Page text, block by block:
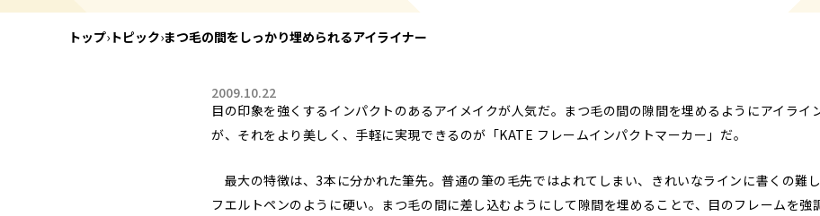
トップ› トピック›まつ毛の間をしっかり埋められるアイライナー
2009.10.22
目の印象を強くするインパクトのあるアイメイクが人気だ。まつ毛の間の隙間を埋めるようにアイライ
が、それをより美しく、手軽に実現できるのが「KATE フレームインパクトマーカー」だ。
最大の特徴は、3本に分かれた筆先。普通の筆の毛先ではよれてしまい、きれいなラインに書くの難
フエルトペンのように硬い。まつ毛の間に差し込むようにして隙間を埋めることで、目のフレームを強